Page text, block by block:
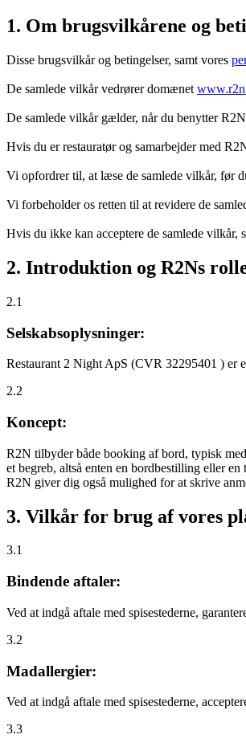
1. Om brugsvilkårene og
Disse brugsvilkår og betingelser, samt vores
De samlede vilkår vedrører domænet
De samlede vilkår gælder, når du benytter
Hvis du er restauratør og samarbejder med
Vi opfordrer til, at læse de samlede vilkår, før
Vi forbeholder os retten til at revidere de
Hvis du ikke kan acceptere de samlede vilkår,
2. Introduktion og R2Ns
2.1
Selskabsoplysninger:
Restaurant 2 Night ApS (CVR 32295401 ) er
2.2
Koncept:
R2N tilbyder både booking af bord, typisk
et begreb, altså enten en bordbestilling eller
R2N giver dig også mulighed for at skrive
3. Vilkår for brug af vores
3.1
Bindende aftaler:
Ved at indgå aftale med spisestederne,
3.2
Madallergier:
Ved at indgå aftale med spisestederne,
3.3